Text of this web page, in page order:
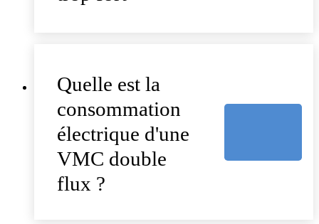
Quelle est la
consommation
électrique d'une
VMC double
flux ?